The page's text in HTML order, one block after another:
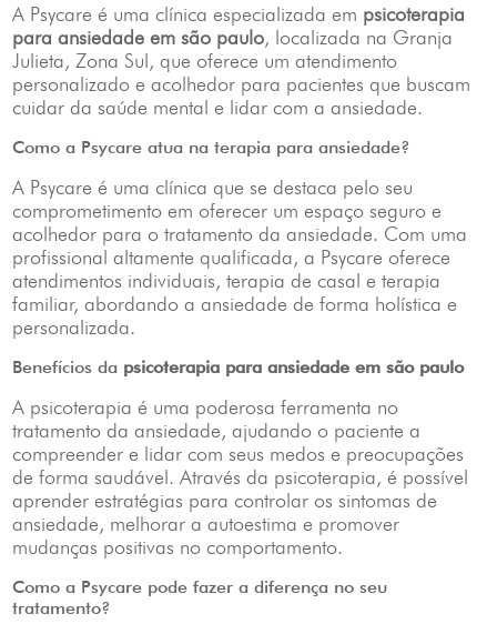
A Psycare é uma clínica especializada em psicoterapia
para ansiedade em são paulo, localizada na Granja
Julieta, Zona Sul, que oferece um atendimento
personalizado e acolhedor para pacientes que buscam
cuidar da saúde mental e lidar com a ansiedade.
Como a Psycare atua na terapia para ansiedade?
A Psycare é uma clínica que se destaca pelo seu
comprometimento em oferecer um espaço seguro e
acolhedor para o tratamento da ansiedade. Com uma
profissional altamente qualificada, a Psycare oferece
atendimentos individuais, terapia de casal e terapia
familiar, abordando a ansiedade de forma holística e
personalizada.
Benefícios da psicoterapia para ansiedade em são paulo
A psicoterapia é uma poderosa ferramenta no
tratamento da ansiedade, ajudando o paciente a
compreender e lidar com seus medos e preocupações
de forma saudável. Através da psicoterapia, é possível
aprender estratégias para controlar os sintomas de
ansiedade, melhorar a autoestima e promover
mudanças positivas no comportamento.
Como a Psycare pode fazer a diferença no seu
tratamento?